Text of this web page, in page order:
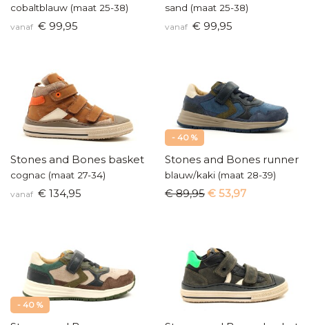
cobaltblauw (maat 25-38)
vanaf € 99,95
sand (maat 25-38)
vanaf € 99,95
Stones and Bones basketters
cognac (maat 27-34)
vanaf € 134,95
- 40 %
Stones and Bones runners
blauw/kaki (maat 28-39)
€ 89,95 € 53,97
- 40 %